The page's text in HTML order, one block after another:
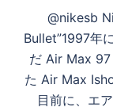
@nikesb
Bullet”1997年
だ Air Max 97
た Air Max
目前に、エ